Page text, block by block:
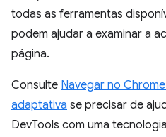
todas as ferramentas
podem ajudar a examinar a
página.
Consulte Navegar no
adaptativa se precisar de
DevTools com uma